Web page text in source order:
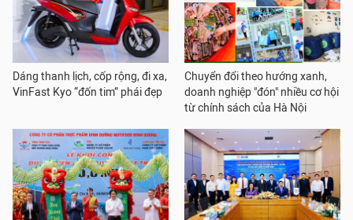
Dáng thanh lịch, cốp rộng, đi xa,
VinFast Kyo “đốn tim” phái đẹp
Chuyển đổi theo hướng xanh,
doanh nghiệp "đón" nhiều cơ hội
từ chính sách của Hà Nội